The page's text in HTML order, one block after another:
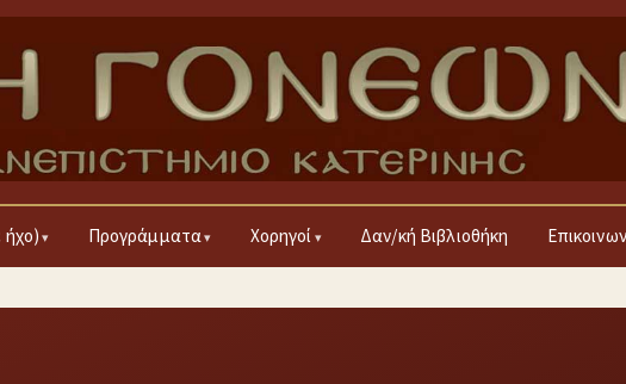
ήχο) Προγράμματα Χορηγοί Δαν/κή Βιβλιοθήκη